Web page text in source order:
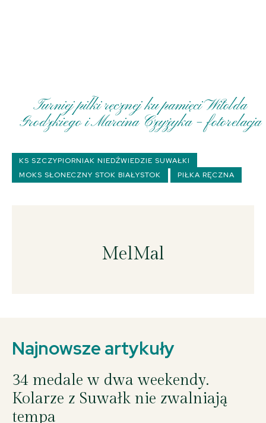
04 X 2025; Suwałki - Hala OSiR - Mecz II ligi piłki ręcznej KS Szczypiorniak
Niedźwiedzie Suwałki - MOKS Słoneczny Stok Białystok 27:33 © 2025
Wojciech Otłowski
Turniej piłki ręcznej ku pamięci Witolda
Grodzkiego i Marcina Czyżyka – fotorelacja
KS SZCZYPIORNIAK NIEDŹWIEDZIE SUWAŁKI
MOKS SŁONECZNY STOK BIAŁYSTOK
PIŁKA RĘCZNA
MelMal
Najnowsze artykuły
34 medale w dwa weekendy.
Kolarze z Suwałk nie zwalniają
tempa